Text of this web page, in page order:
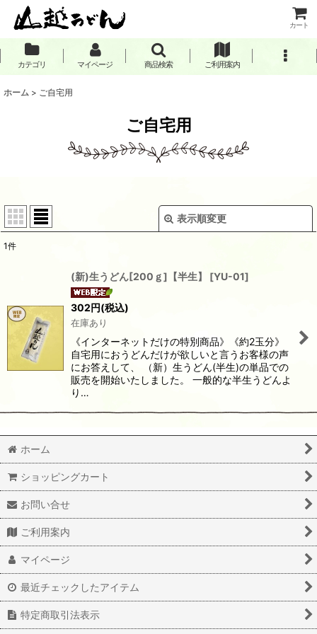
カート
カテゴリ マイページ 商品検索 ご利用案内
ホーム > ご自宅用
ご自宅用
表示順変更
絞り込む
1件
(新)生うどん[200ｇ]【半生】 [YU-01]
302円(税込)
在庫あり
《インターネットだけの特別商品》《約2玉分》
自宅用におうどんだけが欲しいと言うお客様の声
にお答えして、 （新）生うどん(半生)の単品での
販売を開始いたしました。 一般的な半生うどんよ
り…
ホーム
ショッピングカート
お問い合せ
ご利用案内
マイページ
最近チェックしたアイテム
特定商取引法表示